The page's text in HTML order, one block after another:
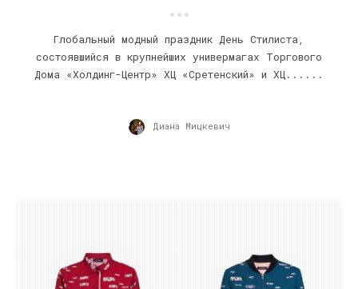
Глобальный модный праздник День Стилиста,
состоявшийся в крупнейших универмагах Торгового
Дома «Холдинг-Центр» ХЦ «Сретенский» и ХЦ......
Диана Мицкевич